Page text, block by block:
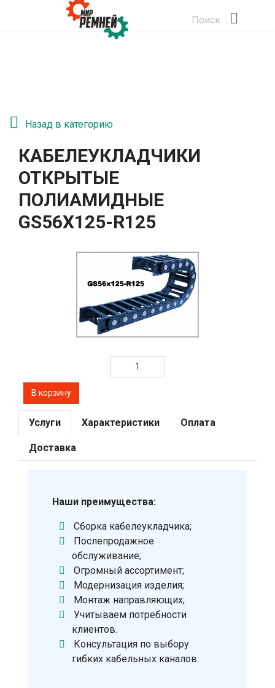
Поиск
Назад в категорию
КАБЕЛЕУКЛАДЧИКИ
ОТКРЫТЫЕ
ПОЛИАМИДНЫЕ
GS56Х125-R125
Услуги Характеристики Оплата
Доставка
Наши преимущества:
Сборка кабелеукладчика;
Послепродажное
обслуживание;
Огромный ассортимент;
Модернизация изделия;
Монтаж направляющих;
Учитываем потребности
клиентов.
Консультация по выбору
гибких кабельных каналов.